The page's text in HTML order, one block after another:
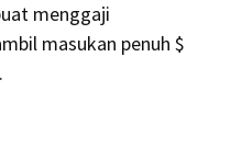
menggaji
masukan penuh $